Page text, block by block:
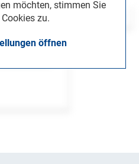
möchten, stimmen Sie
zu.
öffnen